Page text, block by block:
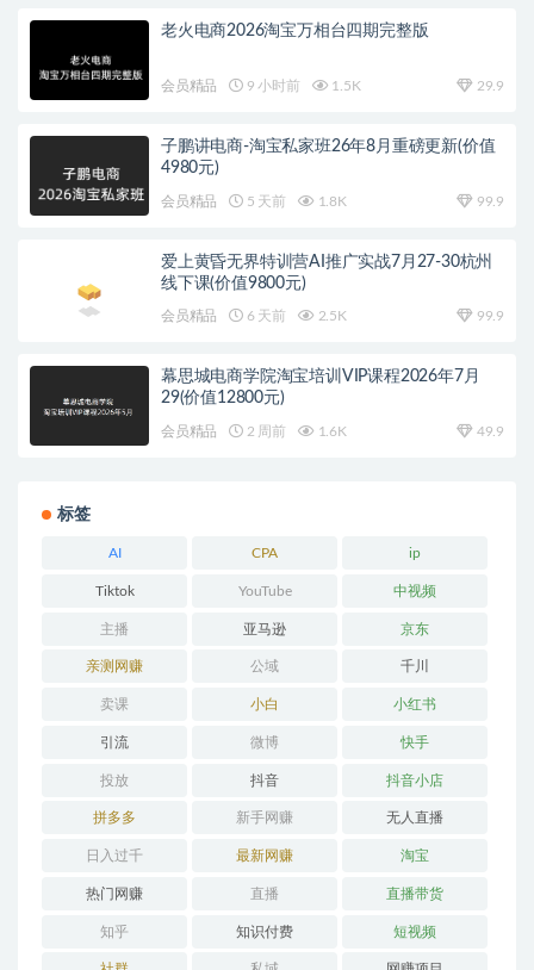
老火电商2026淘宝万相台四期完整版
会员精品 9 小时前 1.5K 29.9
子鹏讲电商-淘宝私家班26年8月重磅更新(价值
4980元)
会员精品 5 天前 1.8K 99.9
爱上黄昏无界特训营AI推广实战7月27-30杭州
线下课(价值9800元)
会员精品 6 天前 2.5K 99.9
幕思城电商学院淘宝培训VIP课程2026年7月
29(价值12800元)
会员精品 2 周前 1.6K 49.9
标签
AI CPA ip
Tiktok YouTube 中视频
主播 亚马逊 京东
亲测网赚 公域 千川
卖课 小白 小红书
引流 微博 快手
投放 抖音 抖音小店
拼多多 新手网赚 无人直播
日入过千 最新网赚 淘宝
热门网赚 直播 直播带货
知乎 知识付费 短视频